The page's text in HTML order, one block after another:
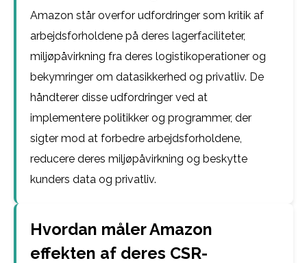
Amazon står overfor udfordringer som kritik af
arbejdsforholdene på deres lagerfaciliteter,
miljøpåvirkning fra deres logistikoperationer og
bekymringer om datasikkerhed og privatliv. De
håndterer disse udfordringer ved at
implementere politikker og programmer, der
sigter mod at forbedre arbejdsforholdene,
reducere deres miljøpåvirkning og beskytte
kunders data og privatliv.
Hvordan måler Amazon
effekten af deres CSR-